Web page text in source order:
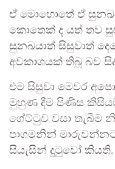
ඒ මොහොතේ ඒ
කොතෙක් ද යත් තව
සුනඛයාත් සිසුවාත්
අවකාශයක් තිබූ බව
එම සිසුවා මෙවර
මුහුණ දීම පිණිස
ගේට්ටුව වසා තැබීම
පාගමනින්
සියැසින් දුටුවෝ කියති.